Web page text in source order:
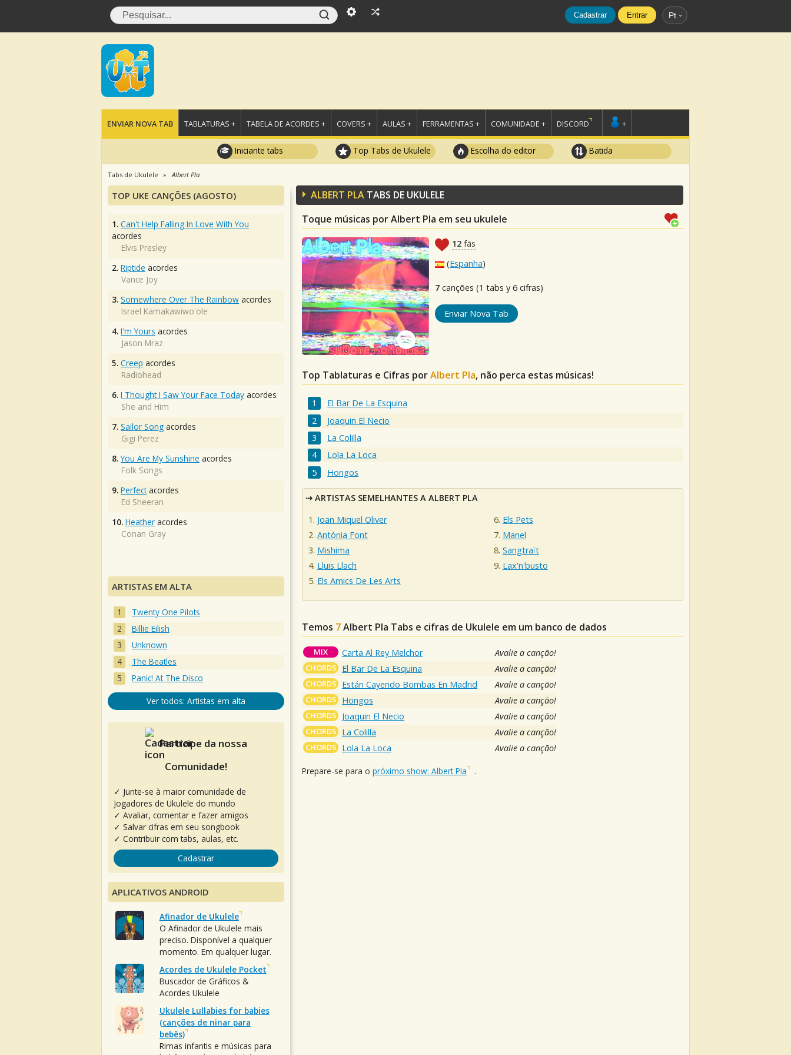
Cadastrar Entrar Pt
ENVIAR NOVA TAB TABLATURAS + TABELA DE ACORDES + COVERS + AULAS + FERRAMENTAS + COMUNIDADE + DISCORD +
Iniciante tabs Top Tabs de Ukulele Escolha do editor Batida
Tabs de Ukulele Albert Pla
ALBERT PLA TABS DE UKULELE
Toque músicas por Albert Pla em seu ukulele
12 fãs
(Espanha)
7 canções (1 tabs y 6 cifras)
Enviar Nova Tab
Top Tablaturas e Cifras porAlbert Pla, não perca estas músicas!
El Bar De La Esquina
Joaquin El Necio
La Colilla
Lola La Loca
Hongos
ARTISTAS SEMELHANTES A ALBERT PLA
Joan Miquel Oliver
Antònia Font
Mishima
Lluis Llach
Els Amics De Les Arts
Els Pets
Manel
Sangtraït
Lax'n'busto
Temos 7Albert Pla Tabs e cifras de Ukulele em um banco de dados
MIX Carta Al Rey Melchor Avalie a canção!
CHORDS El Bar De La Esquina Avalie a canção!
CHORDS Están Cayendo Bombas En Madrid Avalie a canção!
CHORDS Hongos Avalie a canção!
CHORDS Joaquin El Necio Avalie a canção!
CHORDS La Colilla Avalie a canção!
CHORDS Lola La Loca Avalie a canção!
Prepare-se para o próximo show: Albert Pla .
TOP UKE CANÇÕES (AGOSTO)
1. Can't Help Falling In Love With You
acordes
Elvis Presley
2. Riptide acordes
Vance Joy
3. Somewhere Over The Rainbow acordes
Israel Kamakawiwo'ole
4. I'm Yours acordes
Jason Mraz
5. Creep acordes
Radiohead
6. I Thought I Saw Your Face Today acordes
She and Him
7. Sailor Song acordes
Gigi Perez
8. You Are My Sunshine acordes
Folk Songs
9. Perfectacordes
Ed Sheeran
10. Heather acordes
Conan Gray
ARTISTAS EM ALTA
Twenty One Pilots
Billie Eilish
Unknown
The Beatles
Panic! At The Disco
Ver todos: Artistas em alta
Participe da nossa
Comunidade!
✓ Junte-se à maior comunidade de
Jogadores de Ukulele do mundo
✓ Avaliar, comentar e fazer amigos
✓ Salvar cifras em seu songbook
✓ Contribuir com tabs, aulas, etc.
Cadastrar
APLICATIVOS ANDROID
Afinador de Ukulele
O Afinador de Ukulele mais
preciso. Disponível a qualquer
momento. Em qualquer lugar.
Acordes de Ukulele Pocket
Buscador de Gráficos &
Acordes Ukulele
Ukulele Lullabies for babies
(canções de ninar para
bebês)
Rimas infantis e músicas para